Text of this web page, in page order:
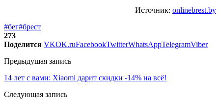
Источник: onlinebrest.by
#бег#брест
273
Поделится VKOK.ruFacebookTwitterWhatsAppTelegramViber
Предыдущая запись
14 лет с вами: Xiaomi дарит скидки -14% на всё!
Следующая запись